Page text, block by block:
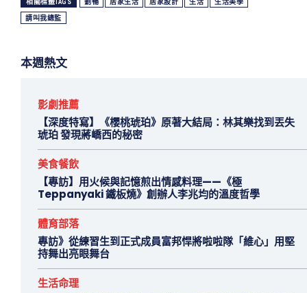
相關標籤TAGS 劉暢 居家生活 居家設計 生活 生活美學
請叫我總監
本週熱文
影劇推薦
【深度特寫】《櫻桃琥珀》原著大結局：林其樂找到丟失
琥珀 發現蔣嶠西的秘密
美食餐飲
【專訪】用火候與記憶煎出情感料理——《極
Teppanyaki 鐵板燒》創辦人李兆均的溫度哲學
體育部落
專訪》從練習生到正式成員富邦悍將啦啦隊「維心」用堅
持舞出亮眼舞台
生活命理